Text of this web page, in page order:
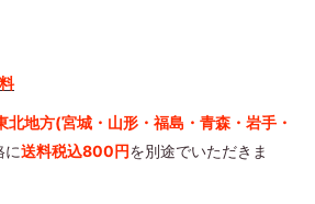
北地方(宮城・山形・福島・青森・岩手・
に送料税込800円を別途でいただきま